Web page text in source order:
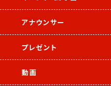
アナウンサー
プレゼント
動画